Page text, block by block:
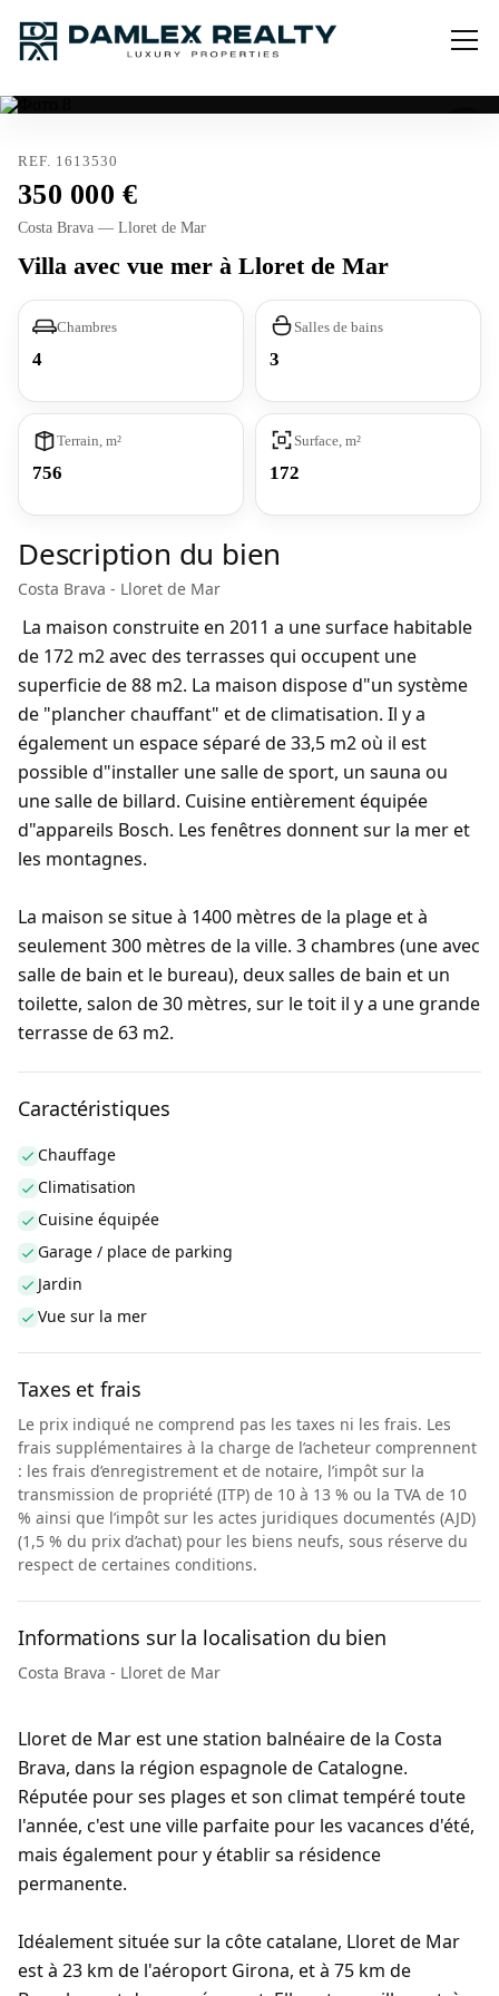
REF. 1613530
350 000
Costa Brava — Lloret de Mar
Villa avec vue mer à Lloret de Mar
Chambres
4
Salles de bains
3
Terrain, m²
756
Surface, m²
172
Description du bien
Costa Brava - Lloret de Mar
La maison construite en 2011 a une surface habitable
de 172 m2 avec des terrasses qui occupent une
superficie de 88 m2. La maison dispose d"un système
de "plancher chauffant" et de climatisation. Il y a
également un espace séparé de 33,5 m2 où il est
possible d"installer une salle de sport, un sauna ou
une salle de billard. Cuisine entièrement équipée
d"appareils Bosch. Les fenêtres donnent sur la mer et
les montagnes.
La maison se situe à 1400 mètres de la plage et à
seulement 300 mètres de la ville. 3 chambres (une avec
salle de bain et le bureau), deux salles de bain et un
toilette, salon de 30 mètres, sur le toit il y a une grande
terrasse de 63 m2.
Caractéristiques
Chauffage
Climatisation
Cuisine équipée
Garage / place de parking
Jardin
Vue sur la mer
Taxes et frais
Le prix indiqué ne comprend pas les taxes ni les frais. Les
frais supplémentaires à la charge de l’acheteur comprennent
: les frais d’enregistrement et de notaire, l’impôt sur la
transmission de propriété (ITP) de 10 à 13 % ou la TVA de 10
% ainsi que l’impôt sur les actes juridiques documentés (AJD)
(1,5 % du prix d’achat) pour les biens neufs, sous réserve du
respect de certaines conditions.
Informations sur la localisation du bien
Costa Brava - Lloret de Mar
Lloret de Mar est une station balnéaire de la Costa
Brava, dans la région espagnole de Catalogne.
Réputée pour ses plages et son climat tempéré toute
l'année, c'est une ville parfaite pour les vacances d'été,
mais également pour y établir sa résidence
permanente.
Idéalement située sur la côte catalane, Lloret de Mar
est à 23 km de l'aéroport Girona, et à 75 km de